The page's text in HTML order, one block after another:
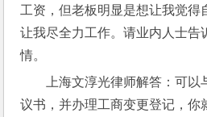
工资，但老板明显是想让我觉得
让我尽全力工作。请业内人士告
情。
上海文淳光律师解答：可
议书，并办理工商变更登记，你